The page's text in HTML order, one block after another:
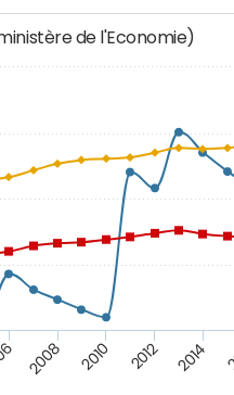
de l'Economie)
2008 2010 2012 2014